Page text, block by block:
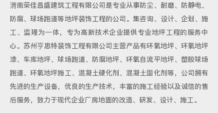
渭南荣佳昌盛建筑工程有限公司是专业从事防尘、耐磨、防静电、
防腐、球场跑道等地坪装饰工程的公司。集咨询、设计、企划、施
工、监理为一体，专为高新技术企业提供专业地坪工程的服务中
心。苏州亨思特装饰工程有限公司主营产品有环氧地坪、环氧地坪
漆、车库地坪、球场跑道、防腐地坪、环氧自流平地坪、塑胶球场
跑道、环氧地坪施工、混凝土硬化剂、混凝土固化剂等，公司拥有
先进的生产设备，优良的生产技术，丰富的施工经验以及诚信的售
后服务，致力于现代企业厂房地面的改造、研发、设计、施工。